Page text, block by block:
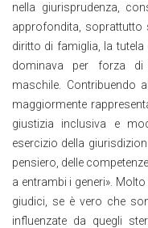
nella giurisprudenza,
approfondita, soprattutto
diritto di famiglia, la
dominava per forza di
maschile. Contribuendo
maggiormente
giustizia inclusiva e
esercizio della
pensiero, delle
a entrambi i generi».
giudici, se è vero che
influenzate da quegli